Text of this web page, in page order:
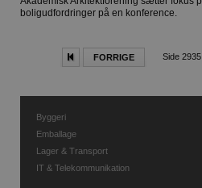
boligudfordringer på en konference.
FORRIGE Side
Byggeri
Emballage
Lager & Transport
IT & Telekommunikation